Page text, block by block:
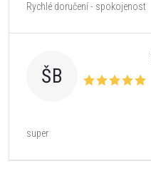
Rychlé doručení - spokojenost
ŠB
super